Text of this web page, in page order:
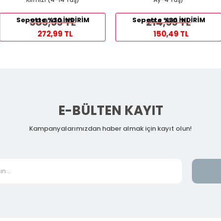
389,99 TL
Sepette %30 İNDİRİM
272,99 TL
214,99 TL
Sepette %30 İNDİRİM
150,49 TL
E-BÜLTEN KAYIT
Kampanyalarımızdan haber almak için kayıt olun!